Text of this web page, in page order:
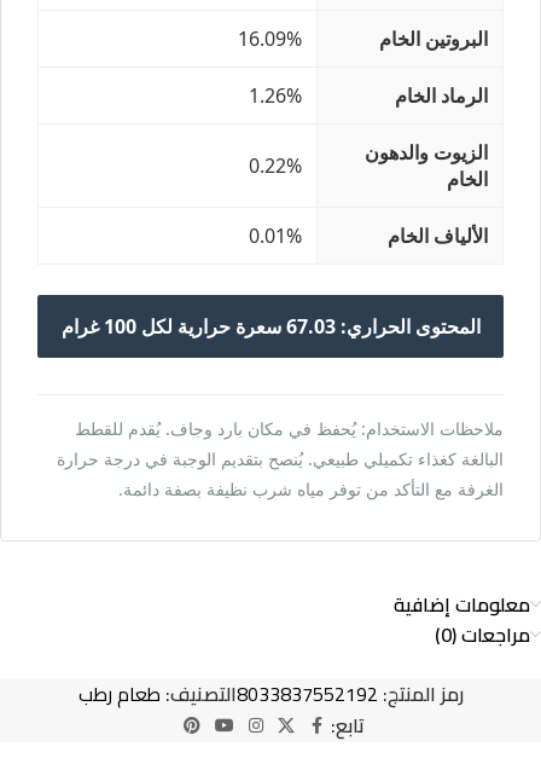
البروتين الخام 16.09%
الرماد الخام 1.26%
الزيوت والدهون
الخام
0.22%
الألياف الخام 0.01%
المحتوى الحراري: 67.03 سعرة حرارية لكل 100 غرام
ملاحظات الاستخدام: يُحفظ في مكان بارد وجاف. يُقدم للقطط
البالغة كغذاء تكميلي طبيعي. يُنصح بتقديم الوجبة في درجة حرارة
الغرفة مع التأكد من توفر مياه شرب نظيفة بصفة دائمة.
معلومات إضافية
مراجعات (0)
رمز المنتج: 8033837552192التصنيف: طعام رطب
تابع: